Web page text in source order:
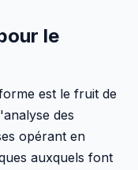
le
est le fruit de
des
opérant en
auxquels font